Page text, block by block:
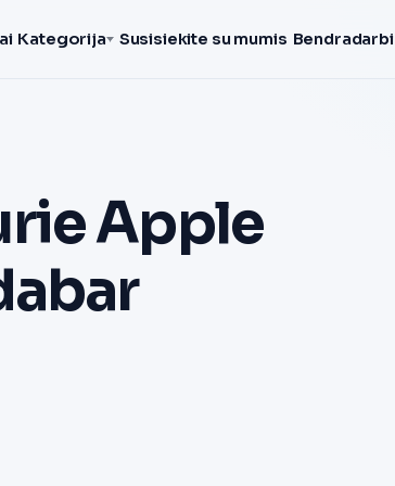
Kategorija Susisiekite su mumis
Apple